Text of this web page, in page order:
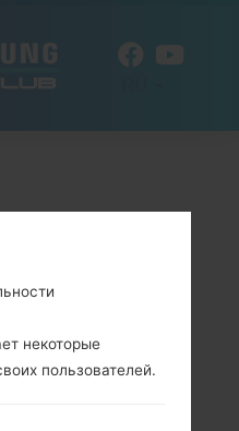
некоторые
пользователей.